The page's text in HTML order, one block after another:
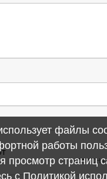
файлы
работы
просмотр страниц
с Политикой